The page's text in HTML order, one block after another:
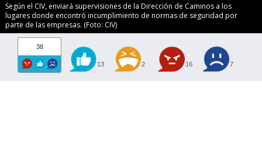
Según el CIV, enviará supervisiones de la Dirección de Caminos a los
lugares donde encontró incumplimiento de normas de seguridad por
parte de las empresas. (Foto: CIV)
38
13 2 16 7